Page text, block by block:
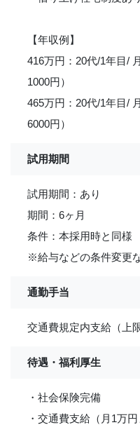
【年収例】
416万円：20代/1年目/
1000円）
465万円：20代/1年目/
6000円）
試用期間
試用期間：あり
期間：6ヶ月
条件：本採用時と同様
※給与などの条件変更
通勤手当
交通費規定内支給（上
待遇・福利厚生
・社会保険完備
・交通費支給（月1万円